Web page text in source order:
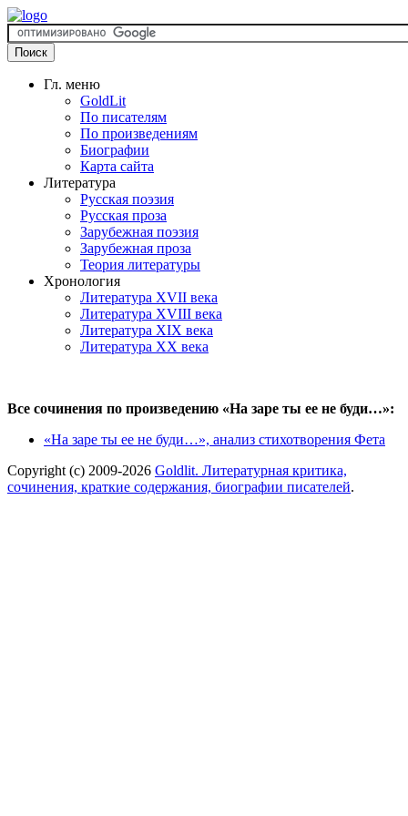
Гл. меню
GoldLit
По писателям
По произведениям
Биографии
Карта сайта
Литература
Русская поэзия
Русская проза
Зарубежная поэзия
Зарубежная проза
Теория литературы
Хронология
Литература XVII века
Литература XVIII века
Литература XIX века
Литература XX века
Все сочинения по произведению «На заре ты ее не буди…»:
«На заре ты ее не буди…», анализ стихотворения Фета
Copyright (c) 2009-2026 Goldlit. Литературная критика,
сочинения, краткие содержания, биографии писателей.